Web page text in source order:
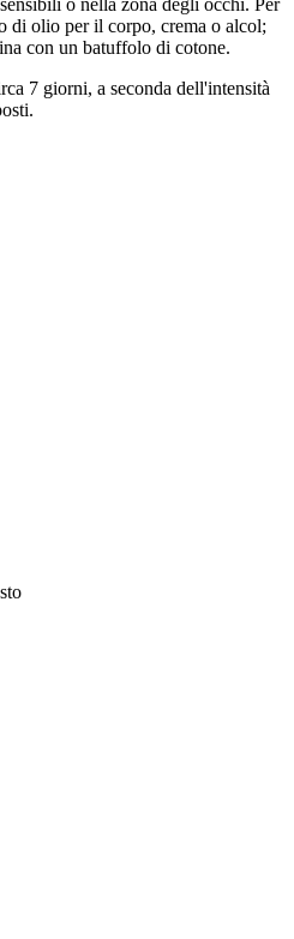
di olio per il corpo, crema o alcol;
con un batuffolo di cotone.
7 giorni, a seconda dell'intensità